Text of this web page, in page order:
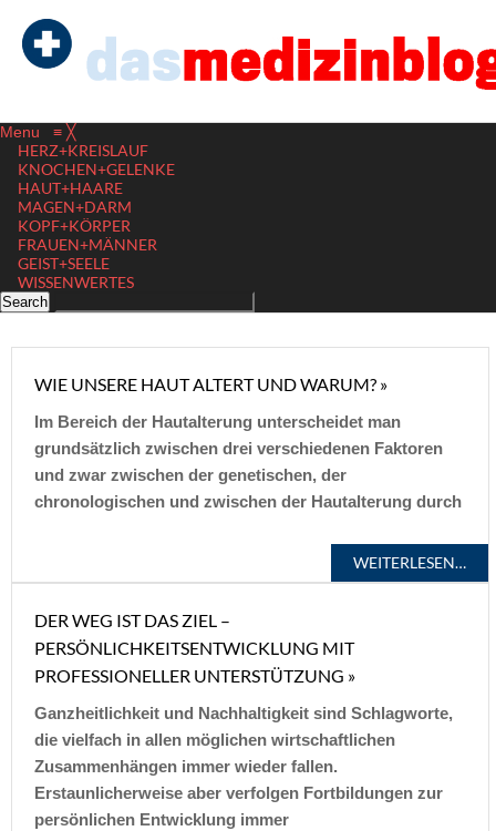
Menu ≡ ╳
HERZ+KREISLAUF
KNOCHEN+GELENKE
HAUT+HAARE
MAGEN+DARM
KOPF+KÖRPER
FRAUEN+MÄNNER
GEIST+SEELE
WISSENWERTES
WIE UNSERE HAUT ALTERT UND WARUM? »
Im Bereich der Hautalterung unterscheidet man
grundsätzlich zwischen drei verschiedenen Faktoren
und zwar zwischen der genetischen, der
chronologischen und zwischen der Hautalterung durch
WEITERLESEN…
DER WEG IST DAS ZIEL –
PERSÖNLICHKEITSENTWICKLUNG MIT
PROFESSIONELLER UNTERSTÜTZUNG »
Ganzheitlichkeit und Nachhaltigkeit sind Schlagworte,
die vielfach in allen möglichen wirtschaftlichen
Zusammenhängen immer wieder fallen.
Erstaunlicherweise aber verfolgen Fortbildungen zur
persönlichen Entwicklung immer